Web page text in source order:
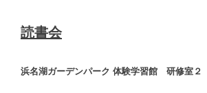
読書会
浜名湖ガーデンパーク 体験学習館 研修室２